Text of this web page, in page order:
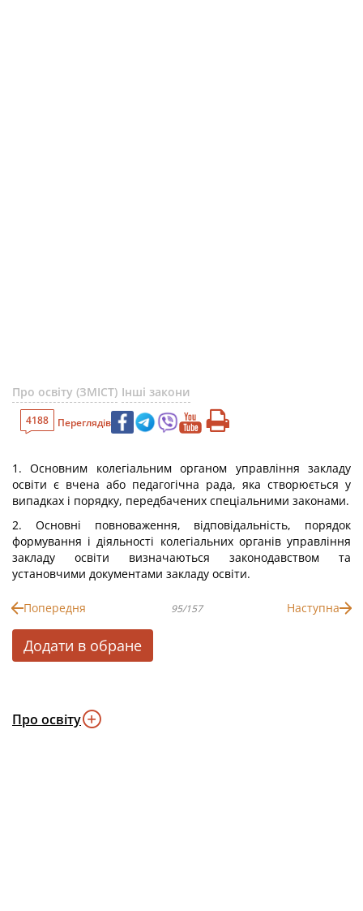
Про освіту (ЗМІСТ) Інші закони
4188 Переглядів
1. Основним колегіальним органом управління закладу
освіти є вчена або педагогічна рада, яка створюється у
випадках і порядку, передбачених спеціальними законами.
2. Основні повноваження, відповідальність, порядок
формування і діяльності колегіальних органів управління
закладу освіти визначаються законодавством та
установчими документами закладу освіти.
Попередня 95/157 Наступна
Додати в обране
Про освіту